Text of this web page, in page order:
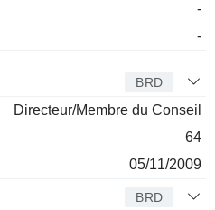
-
-
BRD
Directeur/Membre du Conseil
64
05/11/2009
BRD